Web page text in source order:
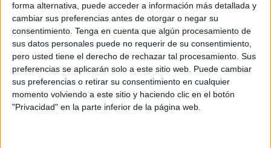
forma alternativa, puede acceder a información más detallada y
cambiar sus preferencias antes de otorgar o negar su
consentimiento. Tenga en cuenta que algún procesamiento de
sus datos personales puede no requerir de su consentimiento,
pero usted tiene el derecho de rechazar tal procesamiento. Sus
preferencias se aplicarán solo a este sitio web. Puede cambiar
sus preferencias o retirar su consentimiento en cualquier
momento volviendo a este sitio y haciendo clic en el botón
"Privacidad" en la parte inferior de la página web.
Detenido un marroquí: se metió incluso
en la cama de una mujer en el Paseo de
las Palmeras
HACE 39 MINUTOS
Las imágenes virales sobre la crisis de
Ceuta que nunca ocurrieron
HACE 1 HORA